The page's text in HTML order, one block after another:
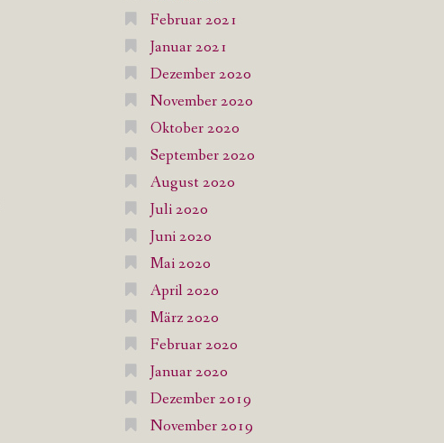
Februar 2021
Januar 2021
Dezember 2020
November 2020
Oktober 2020
September 2020
August 2020
Juli 2020
Juni 2020
Mai 2020
April 2020
März 2020
Februar 2020
Januar 2020
Dezember 2019
November 2019